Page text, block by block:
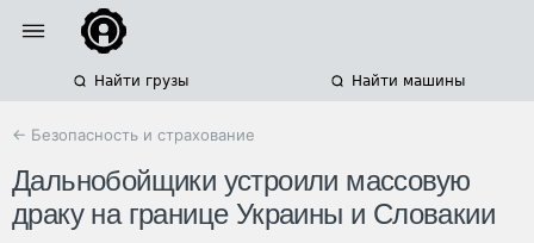
Найти грузы Найти машины
← Безопасность и страхование
Дальнобойщики устроили массовую
драку на границе Украины и Словакии